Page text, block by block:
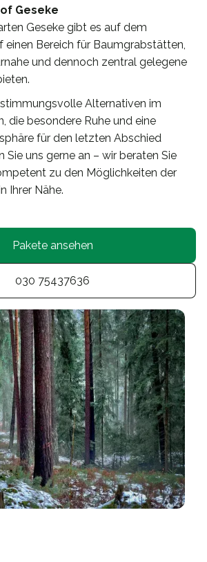
Geseke
Geseke gibt es auf dem
einen Bereich für Baumgrabstätten,
und dennoch zentral gelegene
Alternativen im
die besondere Ruhe und eine
für den letzten Abschied
Sie uns gerne an – wir beraten Sie
zu den Möglichkeiten der
Ihrer Nähe.
Pakete ansehen
030 75437636